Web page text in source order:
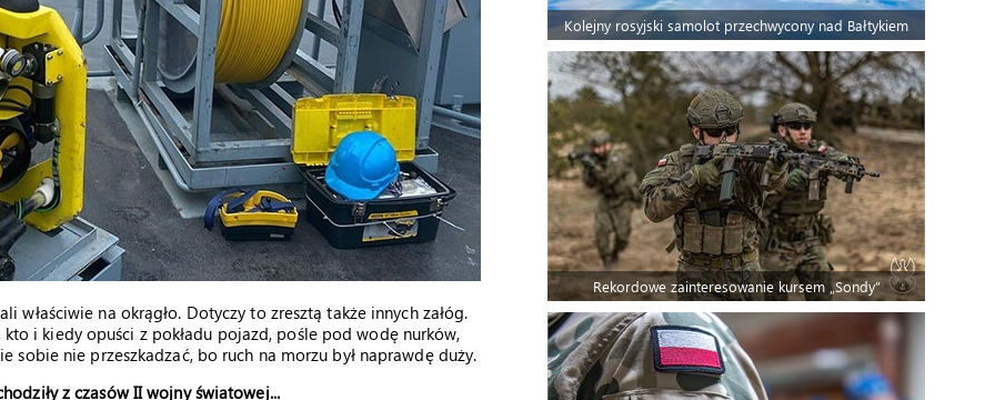
na okrągło. Dotyczy to zresztą także innych załóg.
i kiedy opuści z pokładu pojazd, pośle pod wodę nurków,
sobie nie przeszkadzać, bo ruch na morzu był naprawdę duży.
z czasów II wojny światowej...
Kolejny rosyjski samolot przechwycony nad Bałtykiem
Rekordowe zainteresowanie kursem „Sondy”